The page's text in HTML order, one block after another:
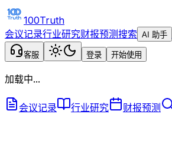
100Truth
会议记录行业研究财报预测搜索 AI 助手
客服 登录 开始使用
加载中...
会议记录 行业研究 财报预测